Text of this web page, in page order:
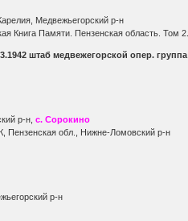
Медвежьегорский р-н
Книга Памяти. Пензенская область. Том 2.
штаб медвежегорской опер. группа
р-н,с. Сорокино
Пензенская обл., Нижне-Ломовский р-н
р-н